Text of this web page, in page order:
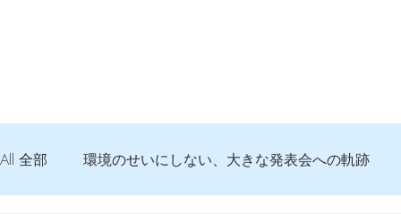
All 全部 環境のせいにしない、大きな発表会への軌跡